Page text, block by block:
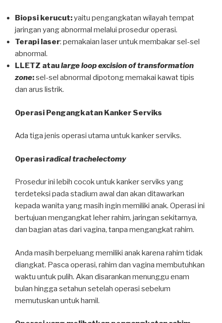
Biopsi kerucut:yaitu pengangkatan wilayah tempat
jaringan yang abnormal melalui prosedur operasi.
Terapi laser: pemakaian laser untuk membakar sel-sel
abnormal.
LLETZ ataularge loop excision of transformation
zone:sel-sel abnormal dipotong memakai kawat tipis
dan arus listrik.
Operasi Pengangkatan Kanker Serviks
Ada tiga jenis operasi utama untuk kanker serviks.
Operasiradical trachelectomy
Prosedur ini lebih cocok untuk kanker serviks yang
terdeteksi pada stadium awal dan akan ditawarkan
kepada wanita yang masih ingin memiliki anak. Operasi ini
bertujuan mengangkat leher rahim, jaringan sekitarnya,
dan bagian atas dari vagina, tanpa mengangkat rahim.
Anda masih berpeluang memiliki anak karena rahim tidak
diangkat. Pasca operasi, rahim dan vagina membutuhkan
waktu untuk pulih. Akan disarankan menunggu enam
bulan hingga setahun setelah operasi sebelum
memutuskan untuk hamil.